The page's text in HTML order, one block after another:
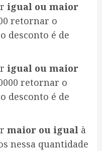
igual ou maior
retornar o
desconto é de
igual ou maior
retornar o
desconto é de
maior ou igual à
nessa quantidade